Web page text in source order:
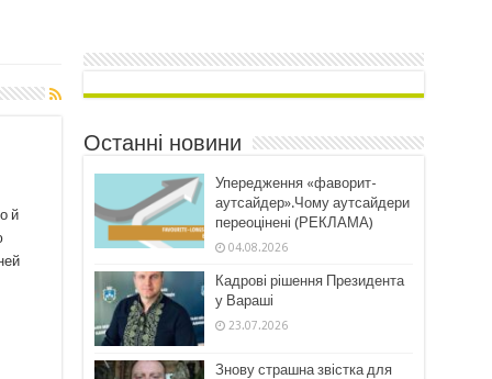
й
Останні новини
Упередження «фаворит-
аутсайдер».Чому аутсайдери
переоцінені (РЕКЛАМА)
04.08.2026
Кадрові рішення Президента
у Вараші
23.07.2026
Знову страшна звістка для